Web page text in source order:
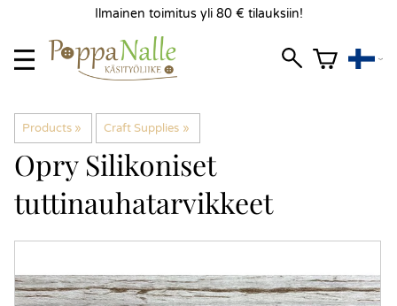
Ilmainen toimitus yli 80 € tilauksiin!
Products ‪» Craft Supplies ‪»
Opry Silikoniset
tuttinauhatarvikkeet